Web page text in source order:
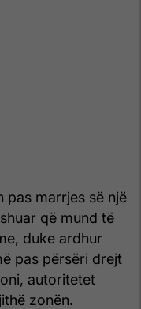
pas marrjes së një
që mund të
duke ardhur
pas përsëri drejt
autoritetet
zonën.